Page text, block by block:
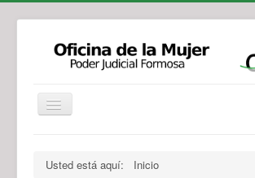
Legislación
Novedades
Usted está aquí: Inicio